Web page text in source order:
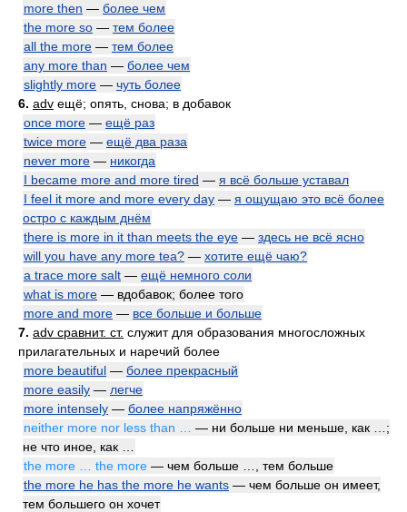
more then — более чем
the more so — тем более
all the more — тем более
any more than — более чем
slightly more — чуть более
6. adv ещё; опять, снова; в добавок
once more — ещё раз
twice more — ещё два раза
never more — никогда
I became more and more tired — я всё больше уставал
I feel it more and more every day — я ощущаю это всё более
остро с каждым днём
there is more in it than meets the eye — здесь не всё ясно
will you have any more tea? — хотите ещё чаю?
a trace more salt — ещё немного соли
what is more — вдобавок; более того
more and more — все больше и больше
7. adv сравнит. ст. служит для образования многосложных
прилагательных и наречий более
more beautiful — более прекрасный
more easily — легче
more intensely — более напряжённо
neither more nor less than …
— ни больше ни меньше, как …;
не что иное, как …
the more … the more — чем больше …, тем больше
the more he has the more he wants — чем больше он имеет,
тем большего он хочет